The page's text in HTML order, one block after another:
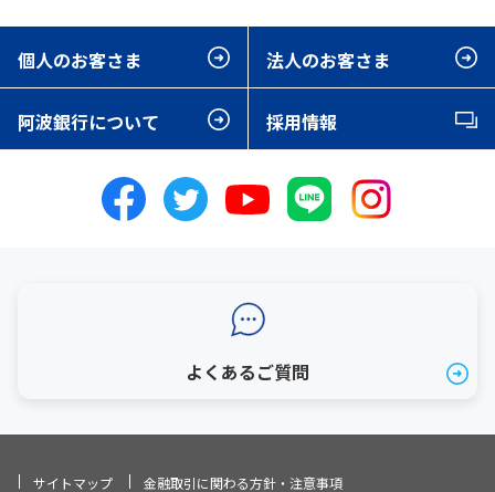
個人のお客さま 法人のお客さま
阿波銀行について 採用情報
よくあるご質問
サイトマップ 金融取引に関わる方針・注意事項